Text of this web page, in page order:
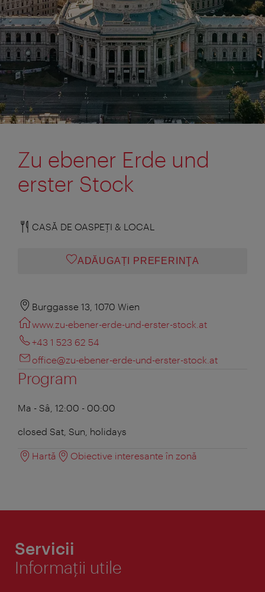
Zu ebener Erde und
erster Stock
CASĂ DE OASPEŢI & LOCAL
ADĂUGAȚI PREFERINŢA
Burggasse 13, 1070 Wien
www.zu-ebener-erde-und-erster-stock.at
+43 1 523 62 54
office@zu-ebener-erde-und-erster-stock.at
Program
Ma - Sâ, 12:00 - 00:00
closed Sat, Sun, holidays
Hartă Obiective interesante în zonă
Servicii
Informaţii utile